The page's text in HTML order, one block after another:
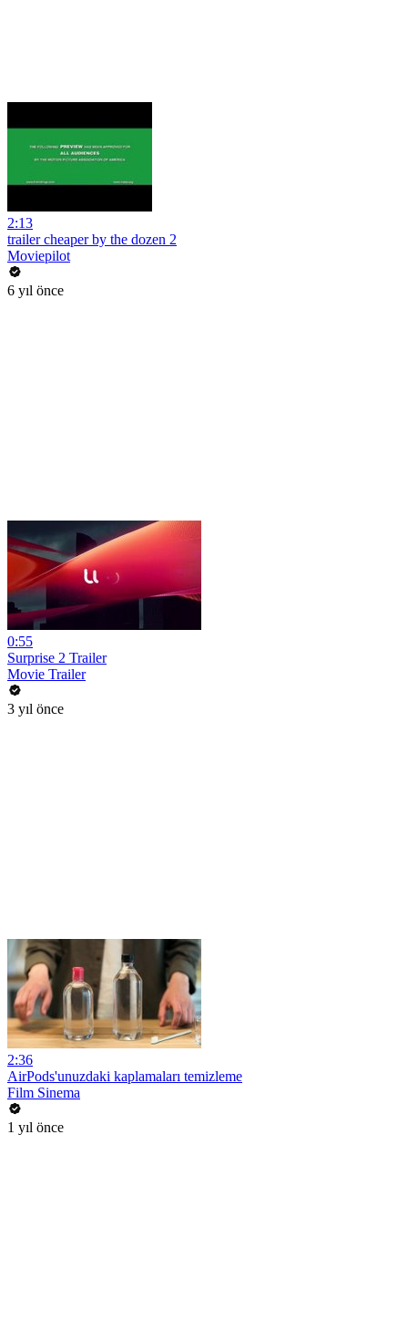
2:13
trailer cheaper by the dozen 2
Moviepilot
6 yıl önce
0:55
Surprise 2 Trailer
Movie Trailer
3 yıl önce
2:36
AirPods'unuzdaki kaplamaları temizleme
Film Sinema
1 yıl önce